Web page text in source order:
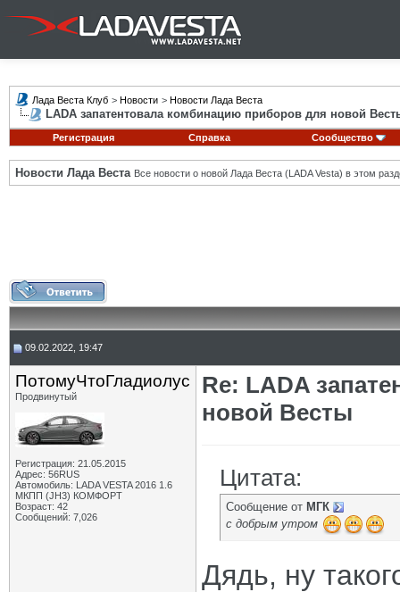
Лада Веста Клуб > Новости > Новости Лада Веста
LADA запатентовала комбинацию приборов для новой
Регистрация Справка Сообщество
Новости Лада Веста Все новости о новой Лада Веста (LADA Vesta) в этом
09.02.2022, 19:47
ПотомуЧтоГладиолус
Продвинутый
Регистрация: 21.05.2015
Адрес: 56RUS
Автомобиль: LADA VESTA 2016 1.6
МКПП (JH3) КОМФОРТ
Возраст: 42
Сообщений: 7,026
Re: LADA
новой Весты
Цитата:
Сообщение от МГК
с добрым утром
Дядь, ну